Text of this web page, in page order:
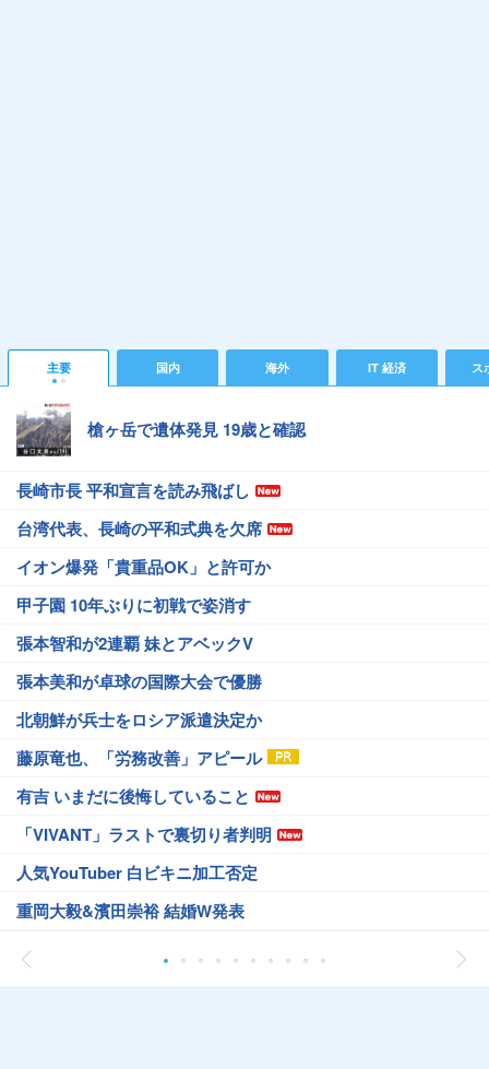
主要 国内 海外 IT 経済 ス
槍ヶ岳で遺体発見 19歳と確認
長崎市長 平和宣言を読み飛ばし
台湾代表、長崎の平和式典を欠席
イオン爆発「貴重品OK」と許可か
甲子園 10年ぶりに初戦で姿消す
張本智和が2連覇 妹とアベックV
張本美和が卓球の国際大会で優勝
北朝鮮が兵士をロシア派遣決定か
藤原竜也、「労務改善」アピール
有吉 いまだに後悔していること
「VIVANT」ラストで裏切り者判明
人気YouTuber 白ビキニ加工否定
重岡大毅&濱田崇裕 結婚W発表